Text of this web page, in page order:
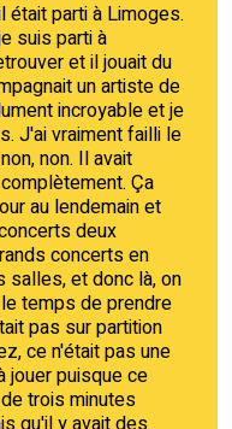
était parti à Limoges.
suis parti à
et il jouait du
un artiste de
incroyable et je
J'ai vraiment failli le
non. Il avait
Ça
au lendemain et
deux
concerts en
et donc là, on
temps de prendre
pas sur partition
ce n'était pas une
jouer puisque ce
trois minutes